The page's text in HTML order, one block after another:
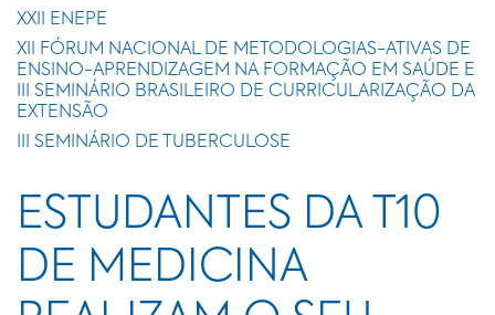
XXII ENEPE
XII FÓRUM NACIONAL DE METODOLOGIAS-ATIVAS DE
ENSINO-APRENDIZAGEM NA FORMAÇÃO EM SAÚDE E
III SEMINÁRIO BRASILEIRO DE CURRICULARIZAÇÃO DA
EXTENSÃO
III SEMINÁRIO DE TUBERCULOSE
ESTUDANTES DA T10
DE MEDICINA